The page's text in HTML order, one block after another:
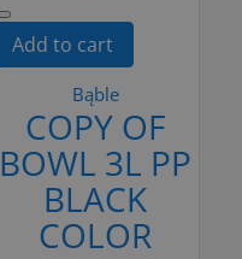
Add to cart
Bąble
COPY OF
BOWL 3L PP
BLACK
COLOR